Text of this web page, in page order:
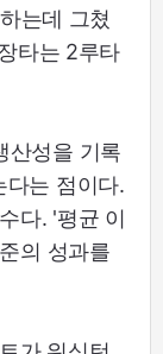
는데 그쳤
타는 2루타
산성을 기록
다는 점이다.
다. '평균 이
의 성과를